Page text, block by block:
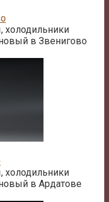
в Звенигово
в Ардатове